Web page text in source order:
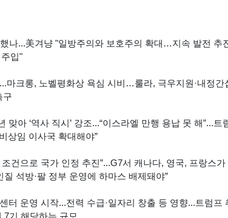
...美겨냥 "일방주의와 보호주의 확대…지속 발전 추
입"
크롱, 노벨평화상 욕심 시비…룰라, 극우지원·내정간
구
아 ‘역사 직시’ 강조...“이스라엘 만행 용납 못 해”...트
상임 이사국 확대해야”
건으로 국가 인정 추진”...G7서 캐나다, 영국, 프랑스가
석방·팔 정부 운영에 하마스 배제돼야”
터 운영 시작...전력 수급·일자리 창출 등 영향...트럼프
7기 해당하는 규모